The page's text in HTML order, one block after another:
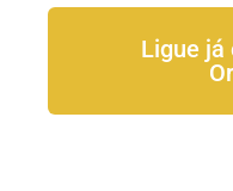
Ligue já